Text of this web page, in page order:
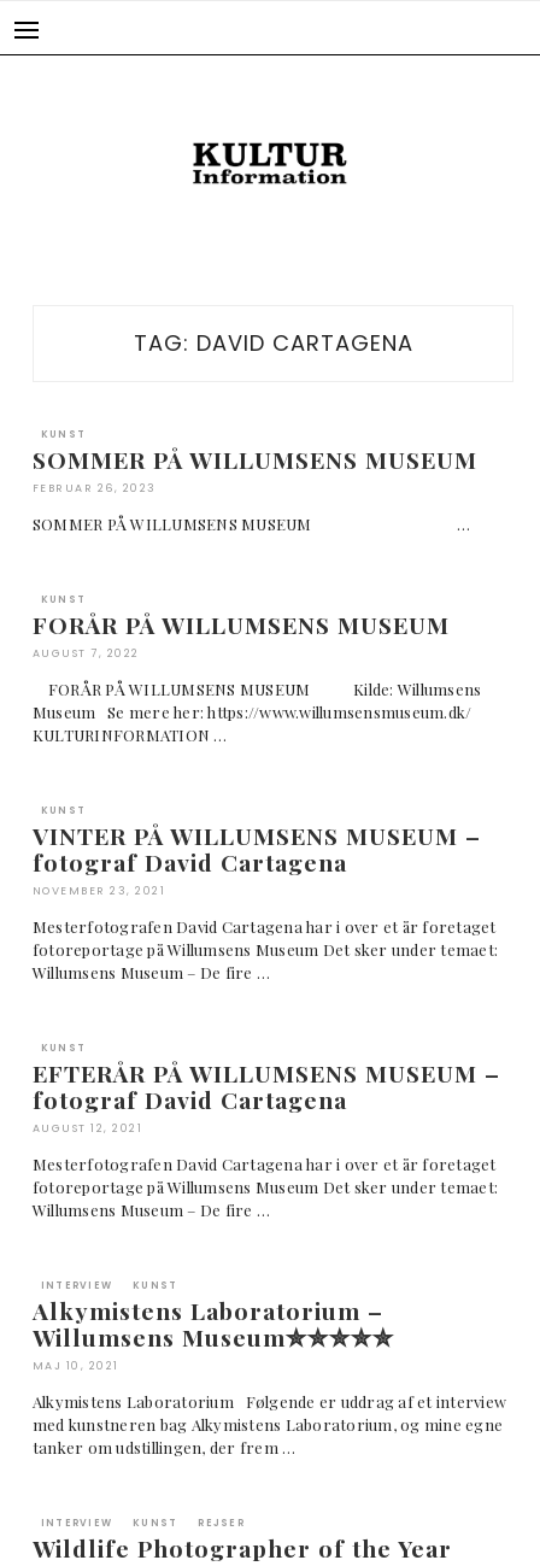
TAG: DAVID CARTAGENA
KUNST
SOMMER PÅ WILLUMSENS MUSEUM
FEBRUAR 26, 2023
SOMMER PÅ WILLUMSENS MUSEUM …
KUNST
FORÅR PÅ WILLUMSENS MUSEUM
AUGUST 7, 2022
FORÅR PÅ WILLUMSENS MUSEUM Kilde: Willumsens
Museum Se mere her: https://www.willumsensmuseum.dk/
KULTURINFORMATION …
KUNST
VINTER PÅ WILLUMSENS MUSEUM –
fotograf David Cartagena
NOVEMBER 23, 2021
Mesterfotografen David Cartagena har i over et år foretaget
fotoreportage på Willumsens Museum Det sker under temaet:
Willumsens Museum – De fire …
KUNST
EFTERÅR PÅ WILLUMSENS MUSEUM –
fotograf David Cartagena
AUGUST 12, 2021
Mesterfotografen David Cartagena har i over et år foretaget
fotoreportage på Willumsens Museum Det sker under temaet:
Willumsens Museum – De fire …
INTERVIEW KUNST
Alkymistens Laboratorium –
Willumsens Museum✮✮✮✮✮
MAJ 10, 2021
Alkymistens Laboratorium Følgende er uddrag af et interview
med kunstneren bag Alkymistens Laboratorium, og mine egne
tanker om udstillingen, der frem …
INTERVIEW KUNST REJSER
Wildlife Photographer of the Year